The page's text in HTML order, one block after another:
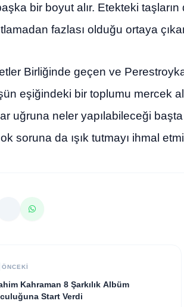
bir boyut alır. Etekteki
fazlası olduğu ortaya
Birliğinde geçen ve
eşiğindeki bir toplumu mercek
uğruna neler yapılabileceği
soruna da ışık tutmayı ihmal
ÖNCEKI
Kahraman 8 Şarkılık Albüm
Start Verdi